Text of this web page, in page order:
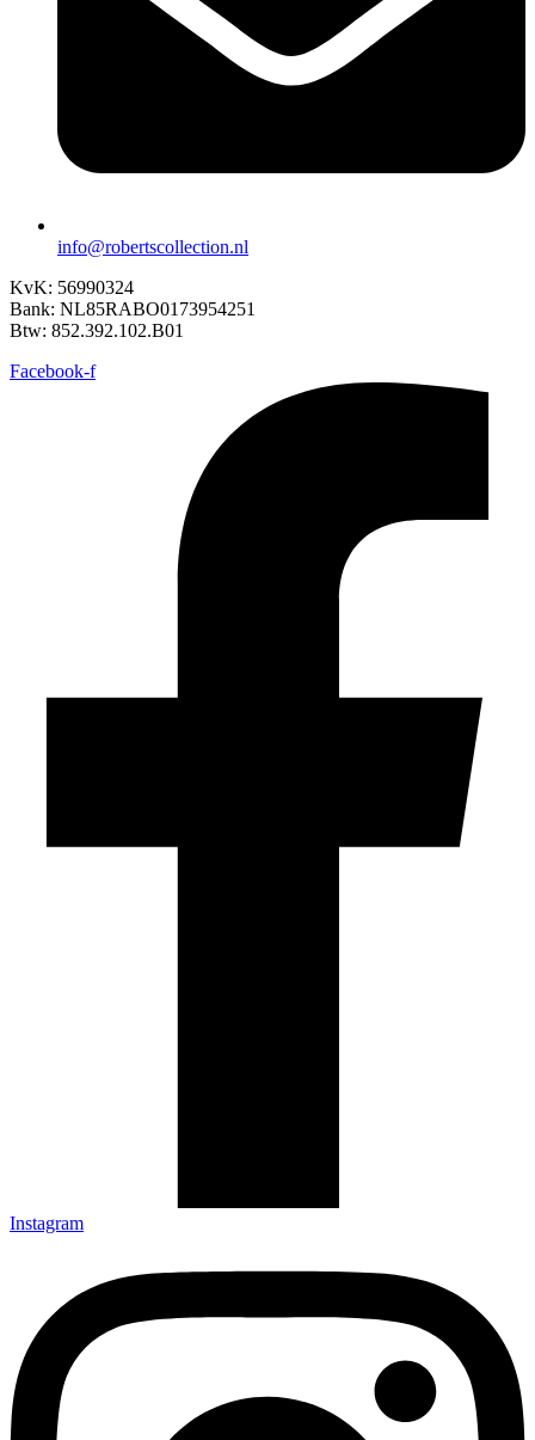
info@robertscollection.nl
KvK: 56990324
Bank: NL85RABO0173954251
Btw: 852.392.102.B01
Facebook-f
Instagram